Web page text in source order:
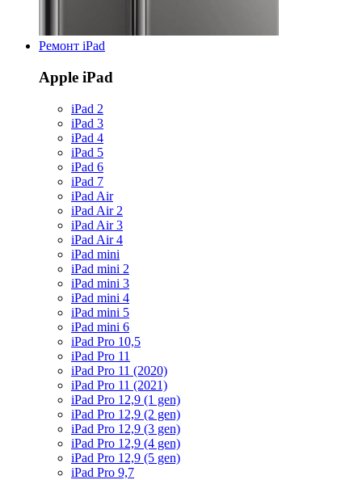
Ремонт iPad
Apple iPad
iPad 2
iPad 3
iPad 4
iPad 5
iPad 6
iPad 7
iPad Air
iPad Air 2
iPad Air 3
iPad Air 4
iPad mini
iPad mini 2
iPad mini 3
iPad mini 4
iPad mini 5
iPad mini 6
iPad Pro 10,5
iPad Pro 11
iPad Pro 11 (2020)
iPad Pro 11 (2021)
iPad Pro 12,9 (1 gen)
iPad Pro 12,9 (2 gen)
iPad Pro 12,9 (3 gen)
iPad Pro 12,9 (4 gen)
iPad Pro 12,9 (5 gen)
iPad Pro 9,7